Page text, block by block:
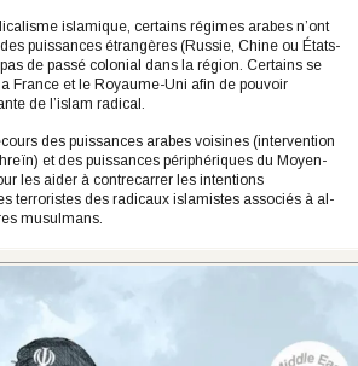
islamique, certains régimes arabes n’ont
puissances étrangères (Russie, Chine ou États-
de passé colonial dans la région. Certains se
France et le Royaume-Uni afin de pouvoir
de l’islam radical.
des puissances arabes voisines (intervention
et des puissances périphériques du Moyen-
les aider à contrecarrer les intentions
terroristes des radicaux islamistes associés à al-
musulmans.